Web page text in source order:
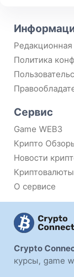
Crypto
курсы, game
Редакционная
Политика
Сервис
Game WEB3
Крипто
Новости
Криптовалюты
О сервисе